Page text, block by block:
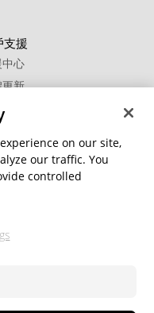
支援
心
新
心
更地區
on our site,
our traffic. You
controlled